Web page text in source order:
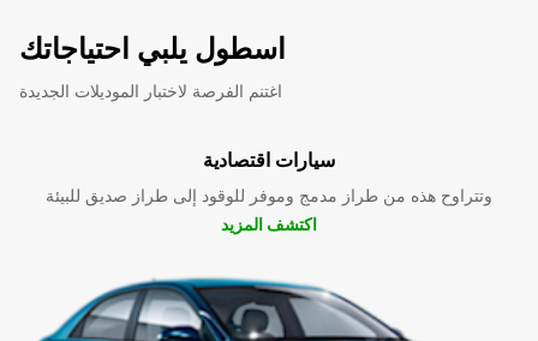
اسطول يلبي احتياجاتك
اغتنم الفرصة لاختبار الموديلات الجديدة
سيارات اقتصادية
وتتراوح هذه من طراز مدمج وموفر للوقود إلى طراز صديق للبيئة
اكتشف المزيد